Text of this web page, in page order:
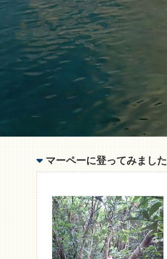
マーペーに登ってみました